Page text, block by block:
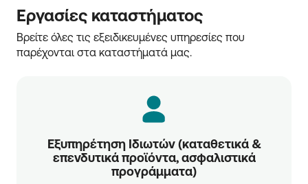
Εργασίες καταστήματος
Βρείτε όλες τις εξειδικευμένες υπηρεσίες που
παρέχονται στα καταστήματά μας.
Εξυπηρέτηση Ιδιωτών (καταθετικά &
επενδυτικά προϊόντα, ασφαλιστικά
προγράμματα)